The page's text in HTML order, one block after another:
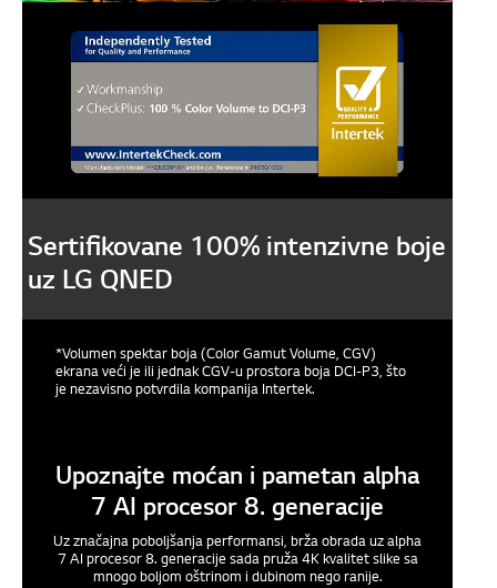
Sertifikovane 100% intenzivne boje
uz LG QNED
*Volumen spektar boja (Color Gamut Volume, CGV)
ekrana veći je ili jednak CGV-u prostora boja DCI-P3, što
je nezavisno potvrdila kompanija Intertek.
Upoznajte moćan i pametan alpha
7 AI procesor 8. generacije
Uz značajna poboljšanja performansi, brža obrada uz alpha
7 AI procesor 8. generacije sada pruža 4K kvalitet slike sa
mnogo boljom oštrinom i dubinom nego ranije.